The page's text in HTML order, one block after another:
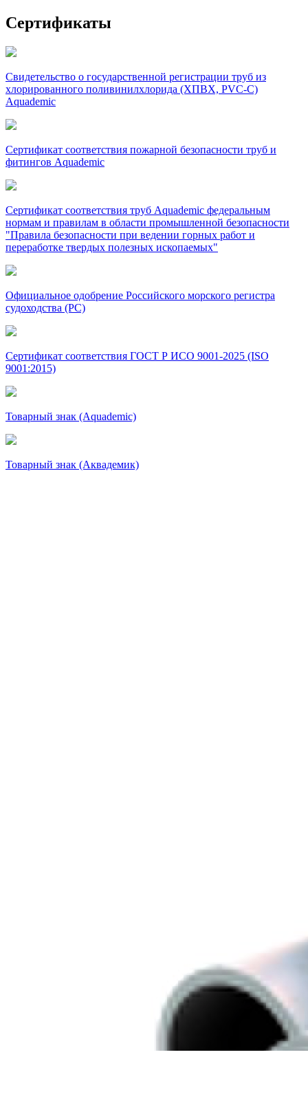
Сертификаты
Свидетельство о государственной регистрации труб из
хлорированного поливинилхлорида (ХПВХ, PVC-C)
Aquademic
Сертификат соответствия пожарной безопасности труб и
фитингов Aquademic
Сертификат соответствия труб Aquademic федеральным
нормам и правилам в области промышленной безопасности
"Правила безопасности при ведении горных работ и
переработке твердых полезных ископаемых"
Официальное одобрение Российского морского регистра
судоходства (РС)
Сертификат соответствия ГОСТ Р ИСО 9001-2025 (ISO
9001:2015)
Товарный знак (Aquademic)
Товарный знак (Аквадемик)